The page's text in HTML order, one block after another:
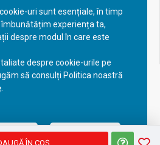
uri sunt esențiale, în timp
experiența ta,
despre modul în care este
despre cookie-urile pe
să consulți Politica noastră
Configurează
ÎN COŞ